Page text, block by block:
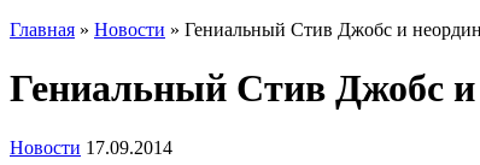
Главная » Новости » Гениальный Стив Джобс и
Гениальный Стив Джобс и
Новости 17.09.2014